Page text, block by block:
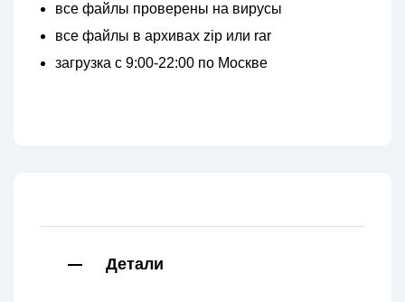
все файлы проверены на вирусы
все файлы в архивах zip или rar
загрузка с 9:00-22:00 по Москве
Детали